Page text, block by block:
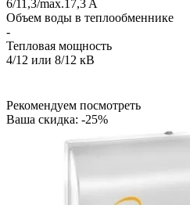
6/11,3/max.17,3 A
Объем воды в теплообменнике
-
Тепловая мощность
4/12 или 8/12 кВ
Рекомендуем посмотреть
Ваша скидка: -25%